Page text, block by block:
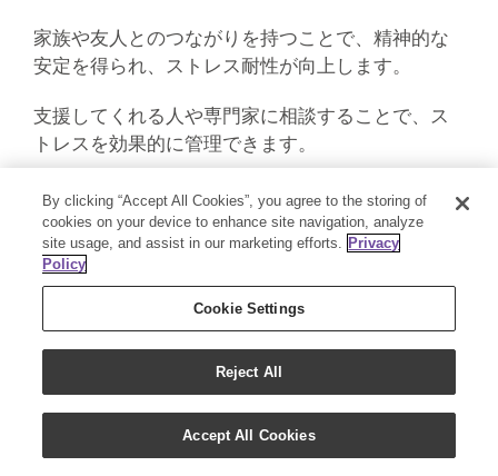
家族や友人とのつながりを持つことで、精神的な
安定を得られ、ストレス耐性が向上します。
支援してくれる人や専門家に相談することで、ス
トレスを効果的に管理できます。
また、趣味を持つことも心のリフレッシュに繋が
り、ストレス対策となります。
ストレスは、誰もが避けられないものですが、そ
By clicking “Accept All Cookies”, you agree to the storing of
cookies on your device to enhance site navigation, analyze
site usage, and assist in our marketing efforts. Privacy
Policy
Cookie Settings
Reject All
Accept All Cookies